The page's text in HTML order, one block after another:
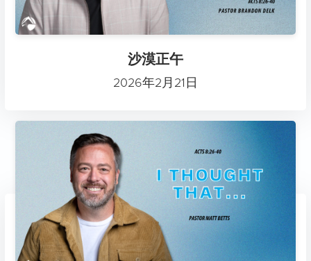
沙漠正午
2026年2月21日